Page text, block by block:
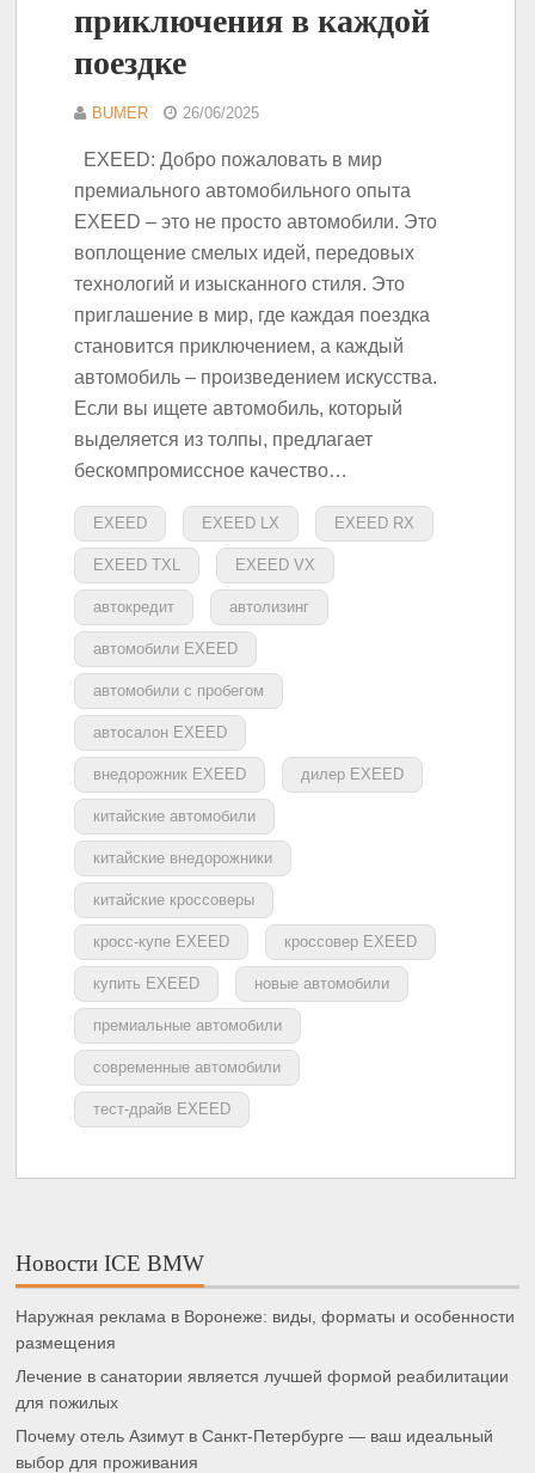
приключения в каждой
поездке
BUMER 26/06/2025
EXEED: Добро пожаловать в мир
премиального автомобильного опыта
EXEED – это не просто автомобили. Это
воплощение смелых идей, передовых
технологий и изысканного стиля. Это
приглашение в мир, где каждая поездка
становится приключением, а каждый
автомобиль – произведением искусства.
Если вы ищете автомобиль, который
выделяется из толпы, предлагает
бескомпромиссное качество…
EXEED EXEED LX EXEED RX
EXEED TXL EXEED VX
автокредит автолизинг
автомобили EXEED
автомобили с пробегом
автосалон EXEED
внедорожник EXEED дилер EXEED
китайские автомобили
китайские внедорожники
китайские кроссоверы
кросс-купе EXEED кроссовер EXEED
купить EXEED новые автомобили
премиальные автомобили
современные автомобили
тест-драйв EXEED
Новости ICE BMW
Наружная реклама в Воронеже: виды, форматы и особенности
размещения
Лечение в санатории является лучшей формой реабилитации
для пожилых
Почему отель Азимут в Санкт-Петербурге — ваш идеальный
выбор для проживания